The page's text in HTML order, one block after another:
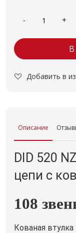
В
Добавить в
Описание
DID 520
цепи с
108
Кованая